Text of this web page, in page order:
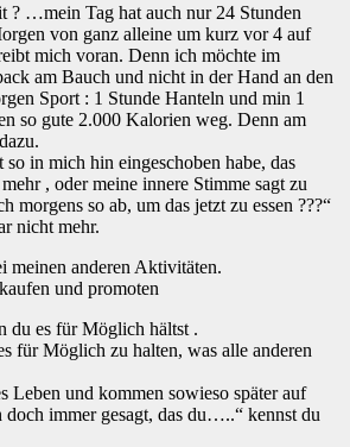
? …mein Tag hat auch nur 24 Stunden
von ganz alleine um kurz vor 4 auf
mich voran. Denn ich möchte im
am Bauch und nicht in der Hand an den
Sport : 1 Stunde Hanteln und min 1
so gute 2.000 Kalorien weg. Denn am
in mich hin eingeschoben habe, das
, oder meine innere Stimme sagt zu
morgens so ab, um das jetzt zu essen ???“
nicht mehr.
meinen anderen Aktivitäten.
und promoten
du es für Möglich hältst .
für Möglich zu halten, was alle anderen
Leben und kommen sowieso später auf
doch immer gesagt, das du…..“ kennst du